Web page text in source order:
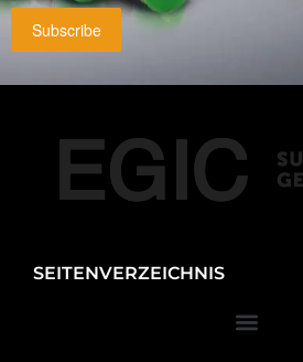
Subscribe
SEITENVERZEICHNIS